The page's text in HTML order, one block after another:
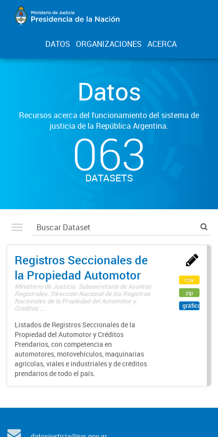
DATOS ORGANIZACIONES ACERCA
Datos
Recursos acerca del funcionamiento del sistema de
justicia de la República Argentina.
063
DATASETS
Registros Seccionales de
la Propiedad Automotor
Ministerio de Justicia. Subsecretaría de Asuntos
Registrales. Dirección Nacional de los Registros
Nacionales de la Propiedad del Automotor y
Créditos ...
Listados de Registros Seccionales de la
Propiedad del Automotor y Créditos
Prendarios, con competencia en
automotores, motovehículos, maquinarias
agrícolas, viales e industriales y de créditos
prendarios de todo el país.
csv
zip
gráfico